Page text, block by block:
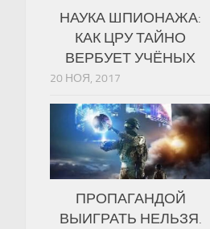
НАУКА ШПИОНАЖА:
КАК ЦРУ ТАЙНО
ВЕРБУЕТ УЧЁНЫХ
20 НОЯ, 2017
ПРОПАГАНДОЙ
ВЫИГРАТЬ НЕЛЬЗЯ.